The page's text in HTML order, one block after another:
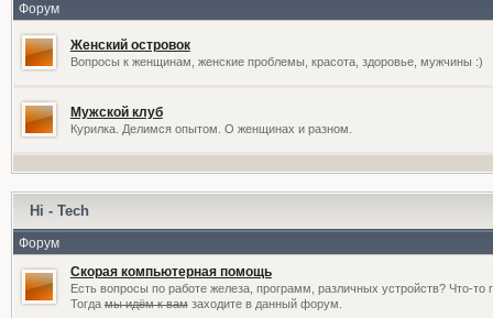
Форум
Женский островок
Вопросы к женщинам, женские проблемы, красота, здоровье, мужчины :)
Мужской клуб
Курилка. Делимся опытом. О женщинах и разном.
Hi - Tech
Форум
Скорая компьютерная помощь
Есть вопросы по работе железа, программ, различных устройств? Что-то
Тогдамы идём к вамзаходите в данный форум.